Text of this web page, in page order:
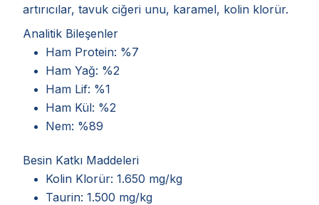
artırıcılar, tavuk ciğeri unu, karamel, kolin klorür.
Analitik Bileşenler
Ham Protein: %7
Ham Yağ: %2
Ham Lif: %1
Ham Kül: %2
Nem: %89
Besin Katkı Maddeleri
Kolin Klorür: 1.650 mg/kg
Taurin: 1.500 mg/kg